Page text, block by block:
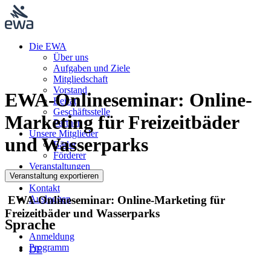
Die EWA
Über uns
Aufgaben und Ziele
Mitgliedschaft
Vorstand
Beirat
Geschäftsstelle
Partner
Unsere Mitglieder
Bäder
Förderer
Veranstaltungen
Aktuelles
Kontakt
Ausloggen
Sprache
DE
EWA-Onlineseminar: Online-
Marketing für Freizeitbäder
und Wasserparks
EWA-Onlineseminar: Online-Marketing für
Freizeitbäder und Wasserparks
Anmeldung
Programm